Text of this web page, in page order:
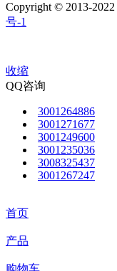
Copyright © 2013-2022
号-1
收缩
QQ咨询
3001264886
3001271677
3001249600
3001235036
3008325437
3001267247
首页
产品
购物车